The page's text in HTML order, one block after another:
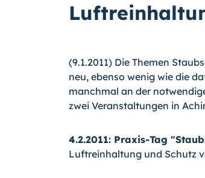
(9.1.2011) Die Themen
neu, ebenso wenig wie die
manchmal an der
zwei Veranstaltungen in
4.2.2011: Praxis-Tag
Luftreinhaltung und Schutz